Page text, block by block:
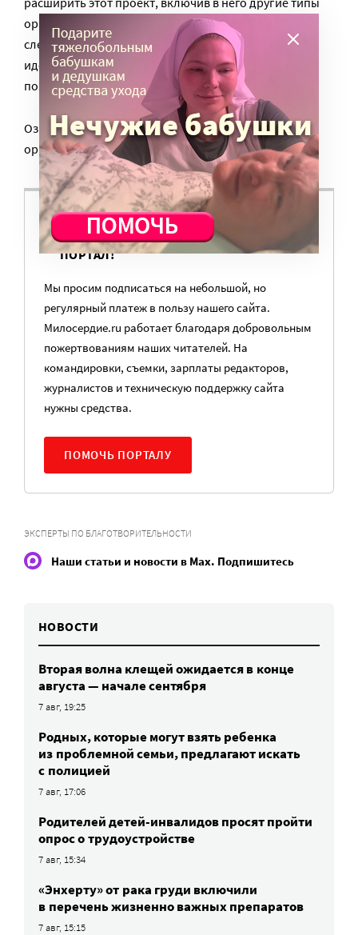
организаций. Но это произойдет, видимо, не в
следующем году – сначала нужно довести до
идеального состояния уже существующий продукт,
пояснила руководитель фонда.
Ознакомиться с рэнкингом благотворительных
организаций РФ можно по ссылке .
ВАМ ВАЖНО, ЧТОБЫ РАЗГОВОР НА ЭТУ
ТЕМУ ПРОДОЛЖИЛСЯ? ПОДДЕРЖИТЕ
ПОРТАЛ!
Мы просим подписаться на небольшой, но
регулярный платеж в пользу нашего сайта.
Милосердие.ru работает благодаря добровольным
пожертвованиям наших читателей. На
командировки, съемки, зарплаты редакторов,
журналистов и техническую поддержку сайта
нужны средства.
ПОМОЧЬ ПОРТАЛУ
ЭКСПЕРТЫ ПО БЛАГОТВОРИТЕЛЬНОСТИ
Наши статьи и новости в Max. Подпишитесь
НОВОСТИ
Вторая волна клещей ожидается в конце
августа — начале сентября
7 авг, 19:25
Родных, которые могут взять ребенка
из проблемной семьи, предлагают искать
с полицией
7 авг, 17:06
Родителей детей-инвалидов просят пройти
опрос о трудоустройстве
7 авг, 15:34
«Энхерту» от рака груди включили
в перечень жизненно важных препаратов
7 авг, 15:15